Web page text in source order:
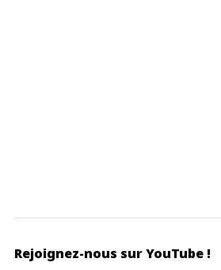
Rejoignez-nous sur YouTube !